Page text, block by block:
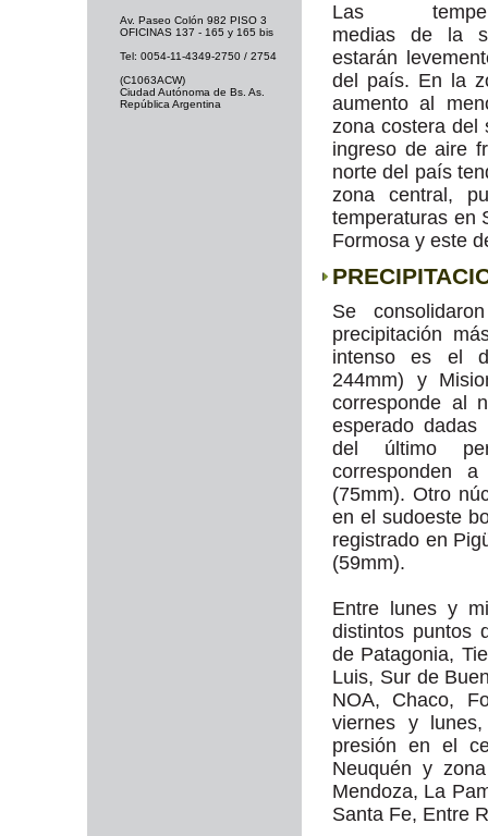
Las
medias de la
estarán
del país. En la
aumento al
zona costera del
ingreso de aire
norte del país
zona central,
temperaturas en
Formosa y este
Se
precipitación
intenso es el
244mm) y
corresponde al
esperado dadas
del último
corresponden
(75mm). Otro
en el sudoeste
registrado en
(59mm).
Entre lunes y
distintos puntos
de Patagonia,
Luis, Sur de
NOA, Chaco,
viernes y
presión en el
Neuquén y
Mendoza, La
Santa Fe, Entre
Av. Paseo Colón 982 PISO 3
OFICINAS 137 - 165 y 165 bis
Tel: 0054-11-4349-2750 / 2754
(C1063ACW)
Ciudad Autónoma de Bs. As.
República Argentina